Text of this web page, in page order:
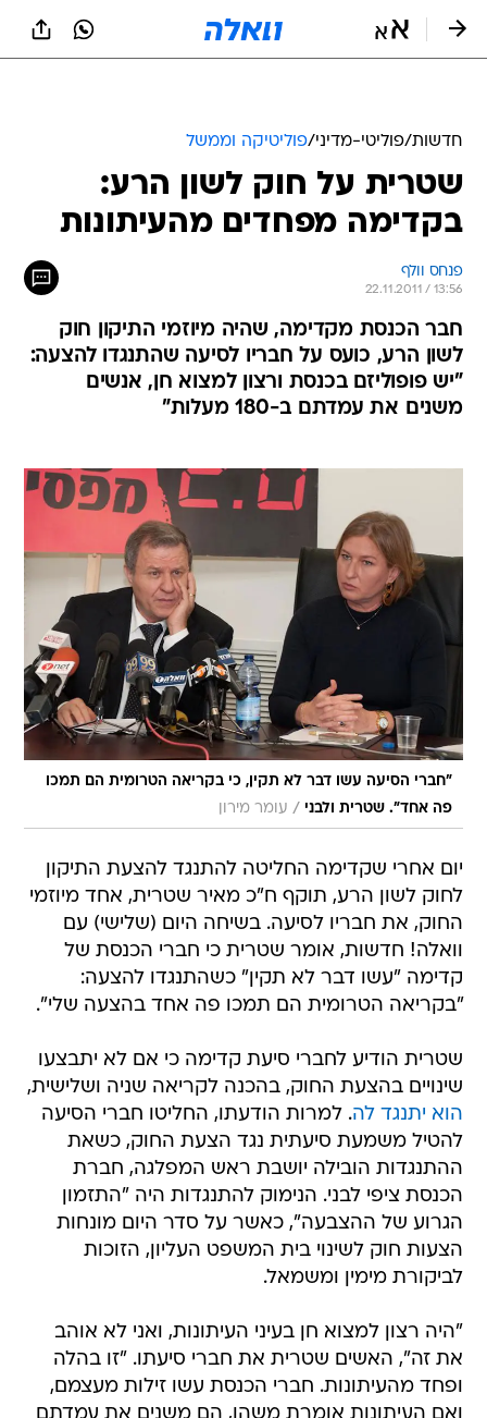
חדשות/פוליטי-מדיני/פוליטיקה וממשל
שטרית על חוק לשון הרע:
בקדימה מפחדים מהעיתונות
פנחס וולף
22.11.2011 / 13:56
חבר הכנסת מקדימה, שהיה מיוזמי התיקון חוק
לשון הרע, כועס על חבריו לסיעה שהתנגדו להצעה:
"יש פופוליזם בכנסת ורצון למצוא חן, אנשים
משנים את עמדתם ב-180 מעלות"
"חברי הסיעה עשו דבר לא תקין, כי בקריאה הטרומית הם תמכו
פה אחד". שטרית ולבני / עומר מירון
יום אחרי שקדימה החליטה להתנגד להצעת התיקון
לחוק לשון הרע, תוקף ח"כ מאיר שטרית, אחד מיוזמי
החוק, את חבריו לסיעה. בשיחה היום (שלישי) עם
וואלה! חדשות, אומר שטרית כי חברי הכנסת של
קדימה "עשו דבר לא תקין" כשהתנגדו להצעה:
"בקריאה הטרומית הם תמכו פה אחד בהצעה שלי".
שטרית הודיע לחברי סיעת קדימה כי אם לא יתבצעו
שינויים בהצעת החוק, בהכנה לקריאה שניה ושלישית,
הוא יתנגד לה. למרות הודעתו, החליטו חברי הסיעה
להטיל משמעת סיעתית נגד הצעת החוק, כשאת
ההתנגדות הובילה יושבת ראש המפלגה, חברת
הכנסת ציפי לבני. הנימוק להתנגדות היה "התזמון
הגרוע של ההצבעה", כאשר על סדר היום מונחות
הצעות חוק לשינוי בית המשפט העליון, הזוכות
לביקורת מימין ומשמאל.
"היה רצון למצוא חן בעיני העיתונות, ואני לא אוהב
את זה", האשים שטרית את חברי סיעתו. "זו בהלה
ופחד מהעיתונות. חברי הכנסת עשו זילות מעצמם,
ואם העיתונות אומרת משהו, הם משנים את עמדתם